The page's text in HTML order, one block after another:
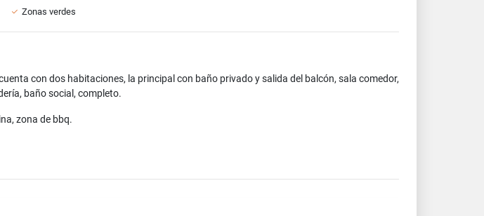
Zonas verdes
con dos habitaciones, la principal con baño privado y salida del balcón, sala comedor,
baño social, completo.
zona de bbq.